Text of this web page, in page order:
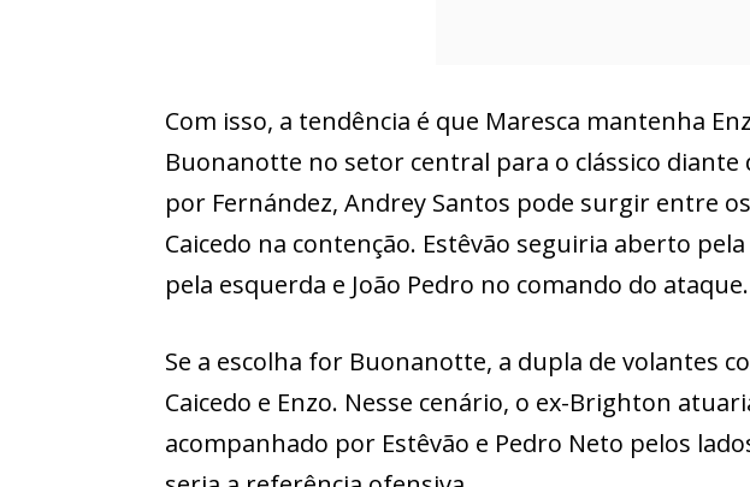
Com isso, a tendência é que Maresca mantenha
Buonanotte no setor central para o clássico diante
por Fernández, Andrey Santos pode surgir entre
Caicedo na contenção. Estêvão seguiria aberto
pela esquerda e João Pedro no comando do ataque.
Se a escolha for Buonanotte, a dupla de volantes
Caicedo e Enzo. Nesse cenário, o ex-Brighton
acompanhado por Estêvão e Pedro Neto pelos